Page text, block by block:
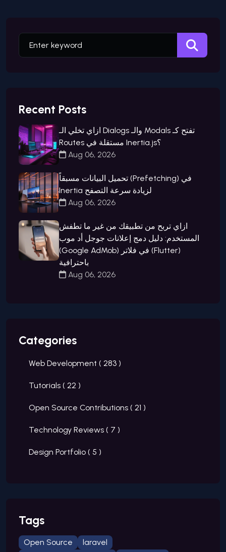
Recent Posts
ازاي تخلي الـ Dialogs والـ Modals تفتح كـ
Routes مستقلة في Inertia.js؟
Aug 06, 2026
تحميل البيانات مسبقاً (Prefetching) في
Inertia لزيادة سرعة التصفح
Aug 06, 2026
ازاي تربح من تطبيقك من غير ما تطفش
المستخدم: دليل دمج إعلانات جوجل أد موب
(Google AdMob) في فلاتر (Flutter)
باحترافية
Aug 06, 2026
Categories
Web Development ( 283 )
Tutorials ( 22 )
Open Source Contributions ( 21 )
Technology Reviews ( 7 )
Design Portfolio ( 5 )
Tags
Open Source
laravel